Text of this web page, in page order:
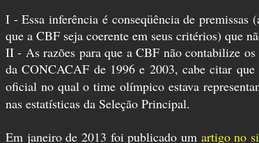
I - Essa inferência é conseqüência de
que a CBF seja coerente em seus critérios) que
II - As razões para que a CBF não contabilize os
da CONCACAF de 1996 e 2003, cabe citar
oficial no qual o time olímpico estava
nas estatísticas da Seleção Principal.
Em janeiro de 2013 foi publicado um artigo no